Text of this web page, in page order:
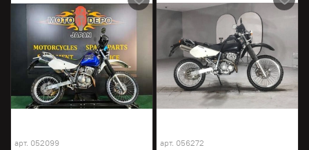
арт. 052099 арт. 056272